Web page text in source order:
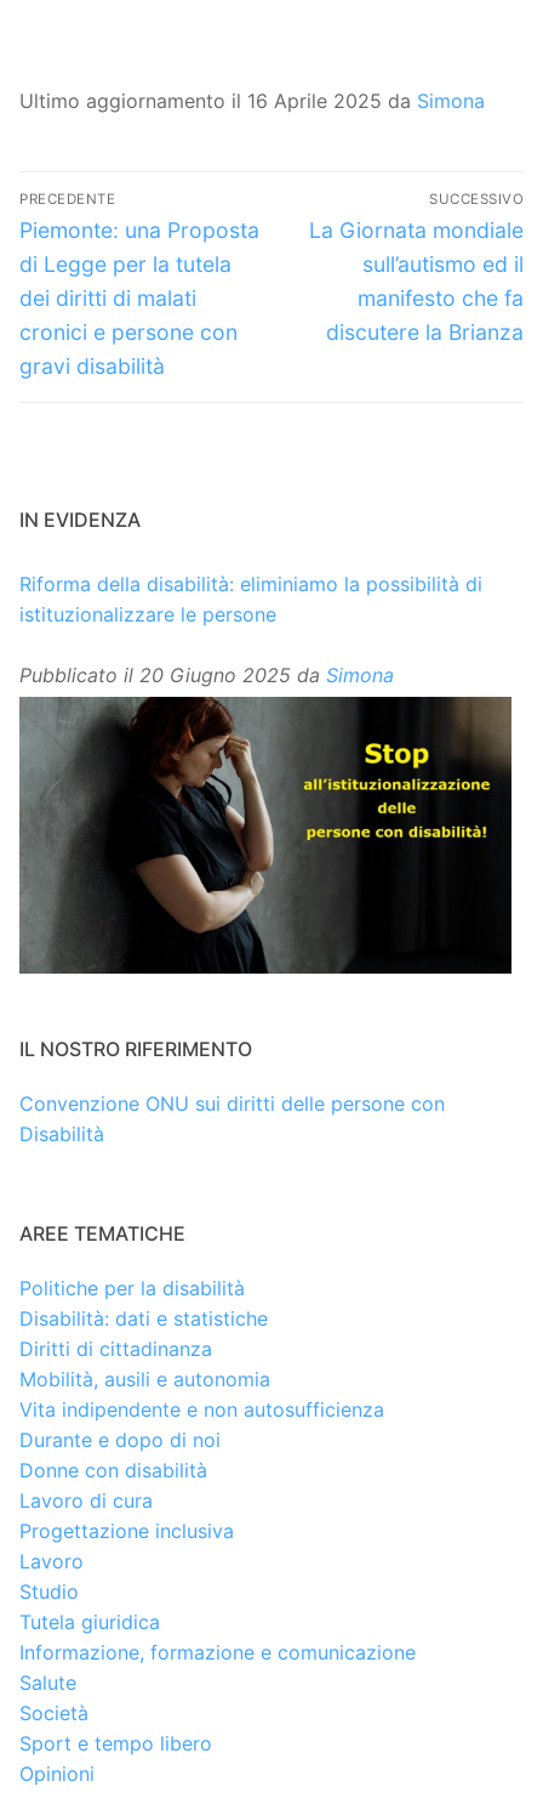
Ultimo aggiornamento il 16 Aprile 2025 da Simona
Navigazione
articoli
PRECEDENTE
Articolo
precedente:
Piemonte: una Proposta
di Legge per la tutela
dei diritti di malati
cronici e persone con
gravi disabilità
SUCCESSIVO
Articolo
successivo:
La Giornata mondiale
sull’autismo ed il
manifesto che fa
discutere la Brianza
IN EVIDENZA
Riforma della disabilità: eliminiamo la possibilità di
istituzionalizzare le persone
Pubblicato il 20 Giugno 2025 da Simona
IL NOSTRO RIFERIMENTO
Convenzione ONU sui diritti delle persone con
Disabilità
AREE TEMATICHE
Politiche per la disabilità
Disabilità: dati e statistiche
Diritti di cittadinanza
Mobilità, ausili e autonomia
Vita indipendente e non autosufficienza
Durante e dopo di noi
Donne con disabilità
Lavoro di cura
Progettazione inclusiva
Lavoro
Studio
Tutela giuridica
Informazione, formazione e comunicazione
Salute
Società
Sport e tempo libero
Opinioni